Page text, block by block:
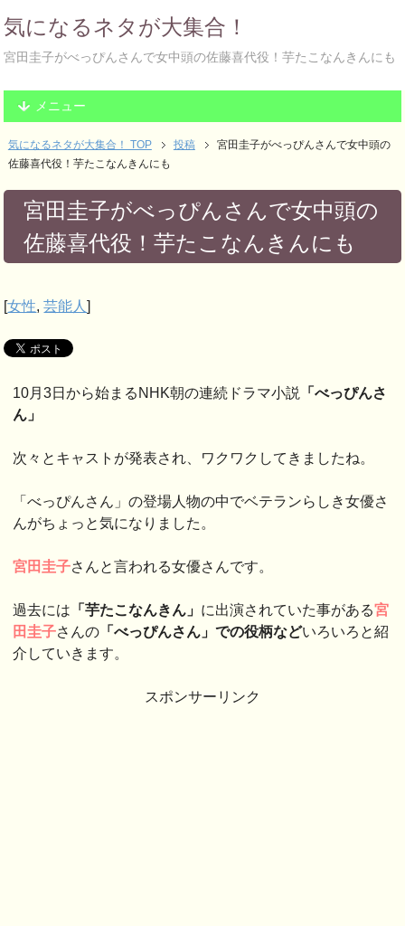
気になるネタが大集合！
宮田圭子がべっぴんさんで女中頭の佐藤喜代役！芋たこなんきんにも
メニュー
気になるネタが大集合！ TOP 投稿
宮田圭子がべっぴんさんで女中頭の
佐藤喜代役！芋たこなんきんにも
宮田圭子がべっぴんさんで女中頭の
佐藤喜代役！芋たこなんきんにも
[女性,芸能人]
10月3日から始まるNHK朝の連続ドラマ小説
「べっぴんさ
ん」
次々とキャストが発表され、ワクワクしてきましたね。
「べっぴんさん」の登場人物の中でベテランらしき女優さ
んがちょっと気になりました。
宮田圭子さんと言われる女優さんです。
過去には 「芋たこなんきん」 に出演されていた事がある宮
田圭子さんの 「べっぴんさ ん」での役柄などいろいろと紹
介していきます。
スポンサーリンク